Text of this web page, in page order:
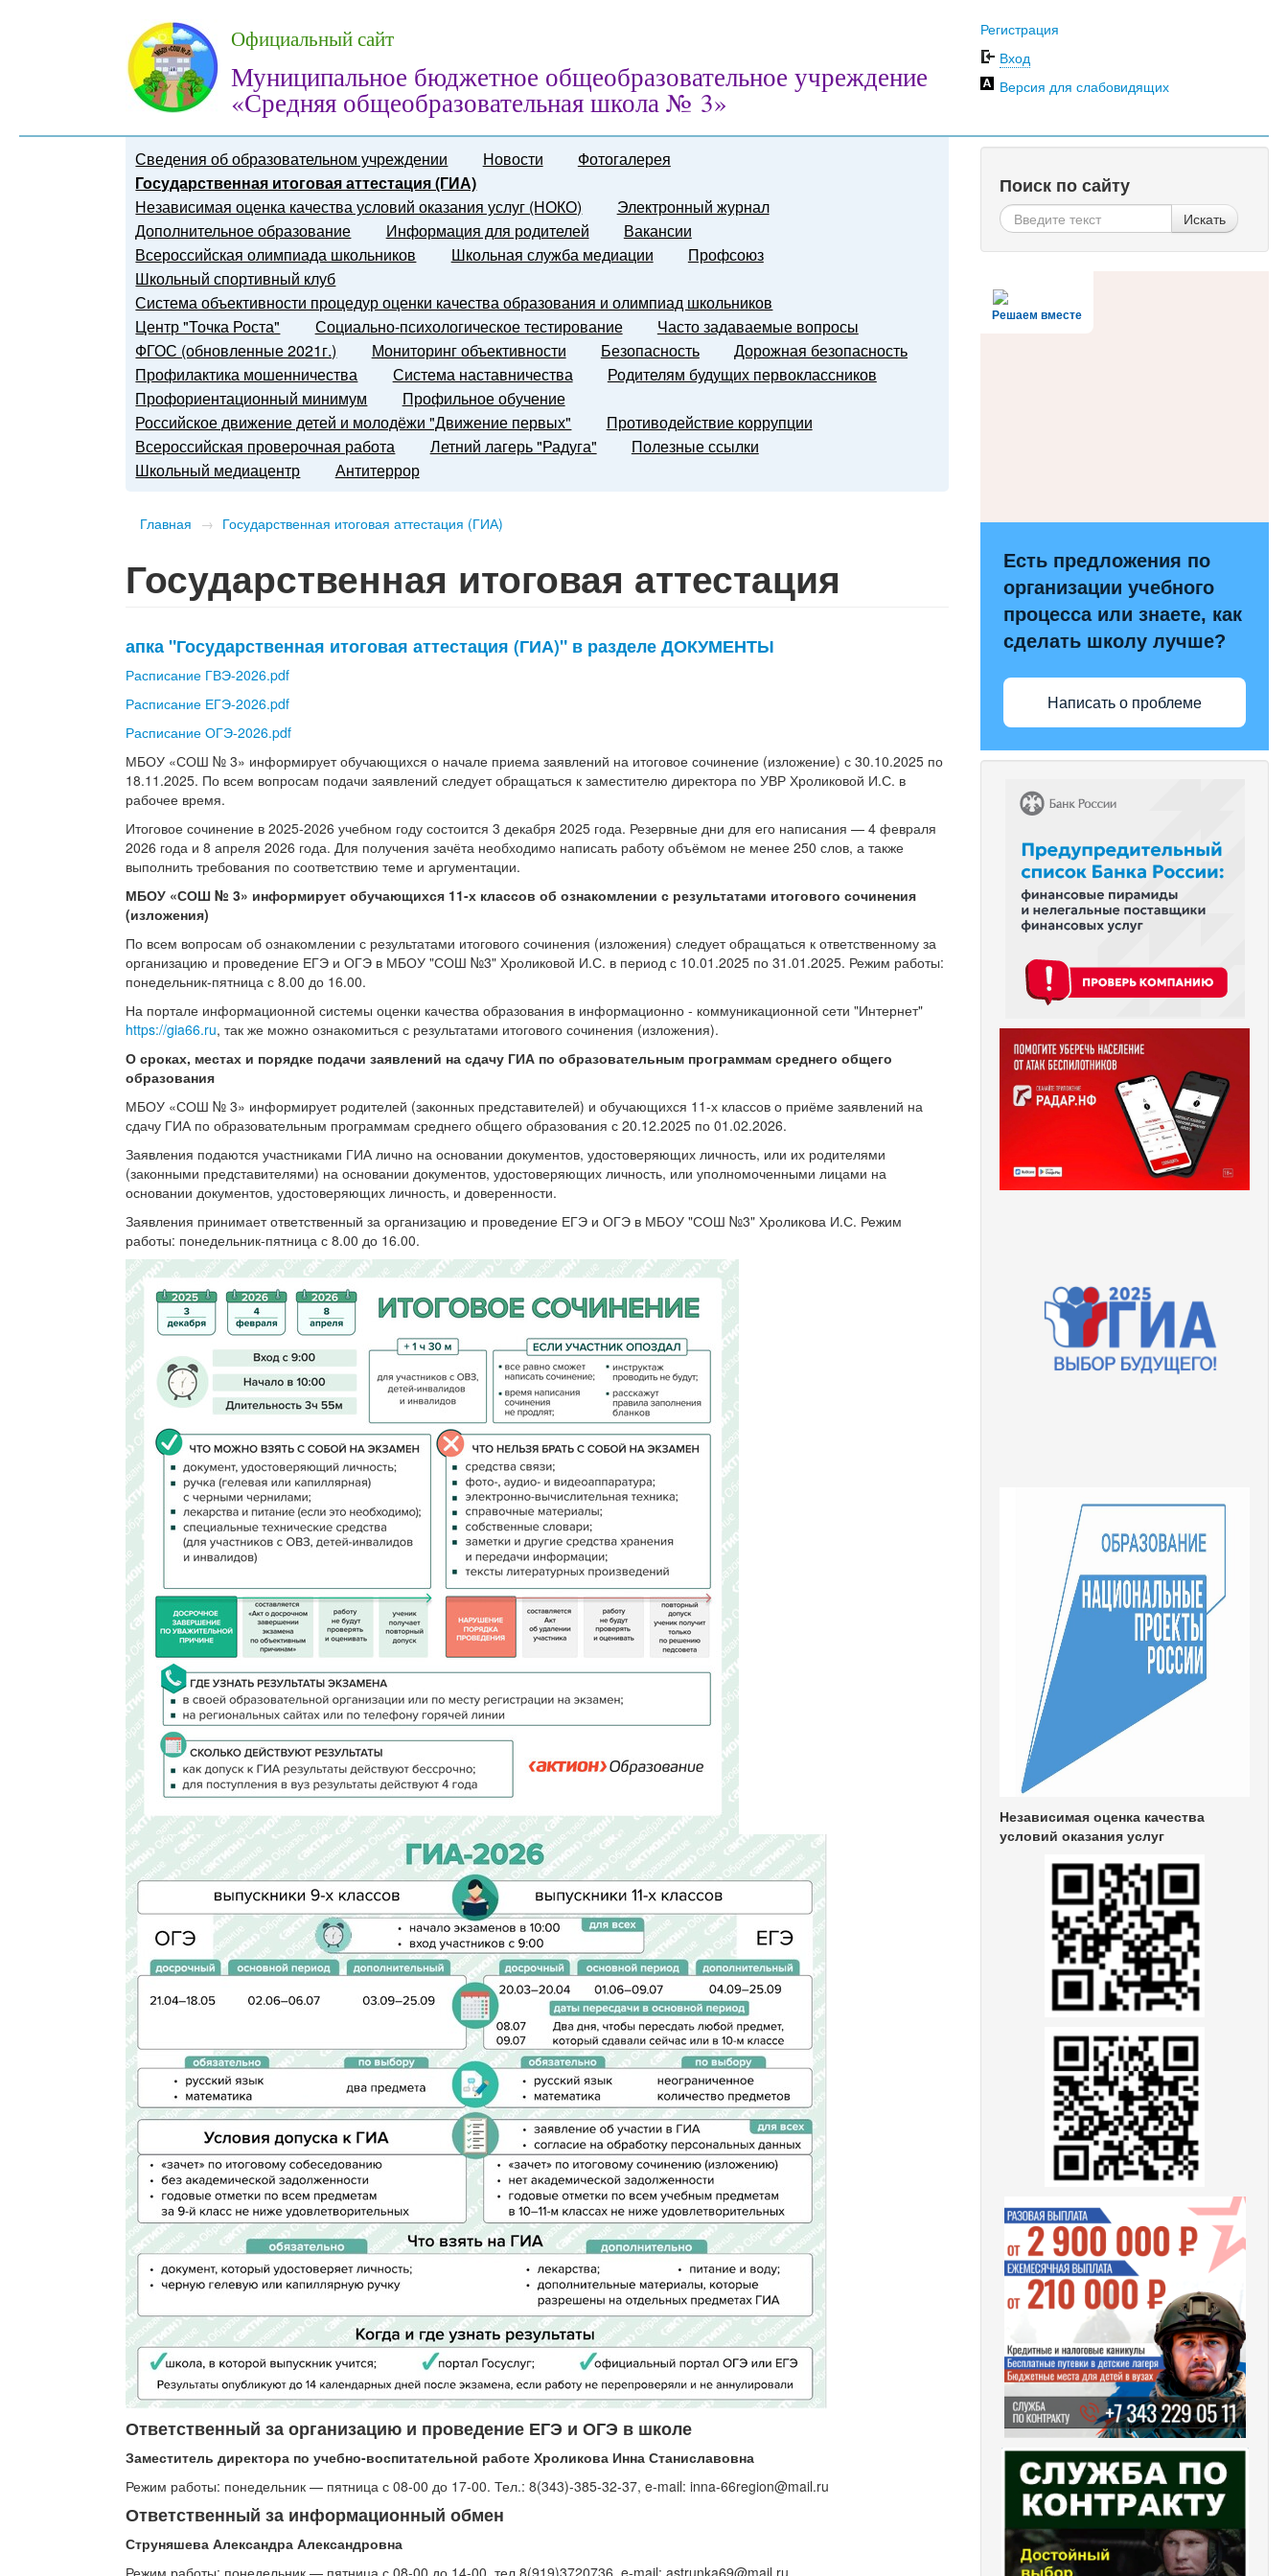
Официальный сайт
Муниципальное бюджетное общеобразовательное учреждение
«Средняя общеобразовательная школа № 3»
Регистрация
Вход
Версия для слабовидящих
Сведения об образовательном учреждении Новости
Фотогалерея
Государственная итоговая аттестация (ГИА)
Независимая оценка качества условий оказания услуг (НОКО)
Электронный журнал
Дополнительное образование
Информация для родителей
Вакансии
Всероссийская олимпиада школьников
Школьная служба медиации
Профсоюз
Школьный спортивный клуб
Система объективности процедур оценки качества образования и олимпиад школьников
Центр "Точка Роста"
Социально-психологическое тестирование
Часто задаваемые вопросы
ФГОС (обновленные 2021г.)
Мониторинг объективности Безопасность
Дорожная безопасность
Профилактика мошенничества
Система наставничества
Родителям будущих первоклассников
Профориентационный минимум
Профильное обучение
Российское движение детей и молодёжи "Движение первых"
Противодействие коррупции
Всероссийская проверочная работа
Летний лагерь "Радуга"
Полезные ссылки
Школьный медиацентр
Антитеррор
Главная → Государственная итоговая аттестация (ГИА)
Государственная итоговая аттестация
апка "Государственная итоговая аттестация (ГИА)" в разделе ДОКУМЕНТЫ
Расписание ГВЭ-2026.pdf
Расписание ЕГЭ-2026.pdf
Расписание ОГЭ-2026.pdf
МБОУ «СОШ № 3» информирует обучающихся о начале приема заявлений на итоговое сочинение (изложение) с 30.10.2025 по
18.11.2025. По всем вопросам подачи заявлений следует обращаться к заместителю директора по УВР Хроликовой И.С. в
рабочее время.
Итоговое сочинение в2025-2026 учебном году состоится 3 декабря 2025 года. Резервные дни для его написания — 4 февраля
2026 года и 8 апреля 2026 года. Для получения зачёта необходимо написать работу объёмом не менее 250 слов, а также
выполнить требования по соответствию теме и аргументации.
МБОУ «СОШ № 3» информирует обучающихся 11-х классов об ознакомлении с результатами итогового сочинения
(изложения)
По всем вопросам об ознакомлении с результатами итогового сочинения (изложения) следует обращаться к ответственному за
организацию и проведение ЕГЭ и ОГЭ в МБОУ "СОШ №3" Хроликовой И.С. в период с 10.01.2025 по 31.01.2025. Режим работы:
понедельник-пятница с 8.00 до 16.00.
На портале информационной системы оценки качества образования в информационно - коммуникационной сети "Интернет"
https://gia66.ru, так же можно ознакомиться с результатами итогового сочинения (изложения).
О сроках, местах и порядке подачи заявлений на сдачу ГИА по образовательным программам среднего общего
образования
МБОУ «СОШ № 3» информирует родителей (законных представителей) и обучающихся 11-х классов о приёме заявлений на
сдачу ГИА по образовательным программам среднего общего образования с 20.12.2025 по 01.02.2026.
Заявления подаются участниками ГИА лично на основании документов, удостоверяющих личность, или их родителями
(законными представителями) на основании документов, удостоверяющих личность, или уполномоченными лицами на
основании документов, удостоверяющих личность, и доверенности.
Заявления принимает ответственный за организацию и проведение ЕГЭ и ОГЭ в МБОУ "СОШ №3" Хроликова И.С. Режим
работы: понедельник-пятница с 8.00 до 16.00.
Ответственный за организацию и проведение ЕГЭ и ОГЭ в школе
Заместитель директора по учебно-воспитательной работе Хроликова Инна Станиславовна
Режим работы: понедельник — пятница с 08-00 до 17-00. Тел.: 8(343)-385-32-37, e-mail: inna-66region@mail.ru
Ответственный за информационный обмен
Струняшева Александра Александровна
Поиск по сайту
Искать
Решаем вместе
Есть предложения по
организации учебного
процесса или знаете, как
сделать школу лучше?
Написать о проблеме
Независимая оценка качества
условий оказания услуг